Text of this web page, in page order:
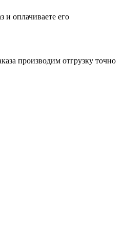
и оплачиваете его
производим отгрузку точно